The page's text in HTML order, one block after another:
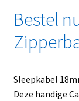
Bestel
Sleepkabel
Deze handige